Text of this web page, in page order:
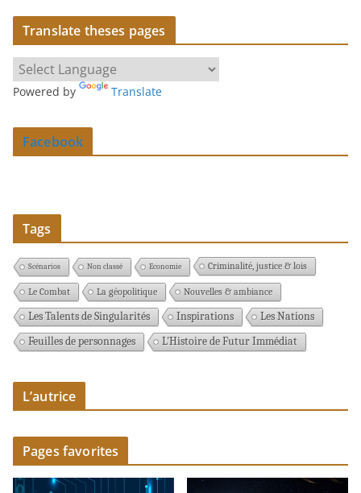
Translate theses pages
Powered by Translate
Facebook
Tags
Scénarios Non classé Economie Criminalité, justice & lois
Le Combat La géopolitique Nouvelles & ambiance
Les Talents de Singularités Inspirations
Les Nations
Feuilles de personnages
L'Histoire de Futur Immédiat
L’autrice
Pages favorites